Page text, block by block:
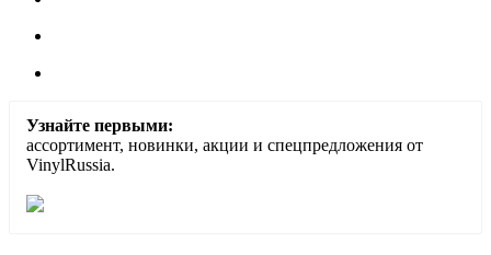
Узнайте первыми:
ассортимент, новинки, акции и спецпредложения от
VinylRussia.